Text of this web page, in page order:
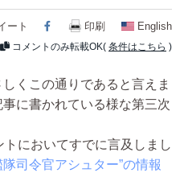
ート Facebook
印刷 English
コメントのみ転載OK( 条件はこちら )
くこの通りであると言えま
に書かれている様な第三次
においてすでに言及しまし
隊司令官アシュター”の情報